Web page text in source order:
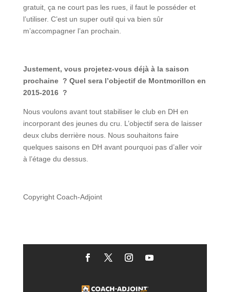
gratuit, ça ne court pas les rues, il faut le posséder et
l’utiliser. C’est un super outil qui va bien sûr
m’accompagner l’an prochain.
Justement, vous projetez-vous déjà à la saison
prochaine ? Quel sera l’objectif de Montmorillon en
2015-2016 ?
Nous voulons avant tout stabiliser le club en DH en
incorporant des jeunes du cru. L’objectif sera de laisser
deux clubs derrière nous. Nous souhaitons faire
quelques saisons en DH avant pourquoi pas d’aller voir
à l’étage du dessus.
Copyright Coach-Adjoint